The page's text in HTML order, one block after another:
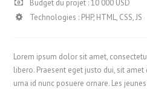
Budget du projet : 10 000 USD
Technologies : PHP, HTML, CSS, JS
Lorem ipsum dolor sit amet,
libero. Praesent eget justo dui, sit
urna id nunc posuere ornare. Les